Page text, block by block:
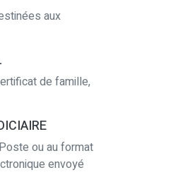
aux
de famille,
ou au format
envoyé